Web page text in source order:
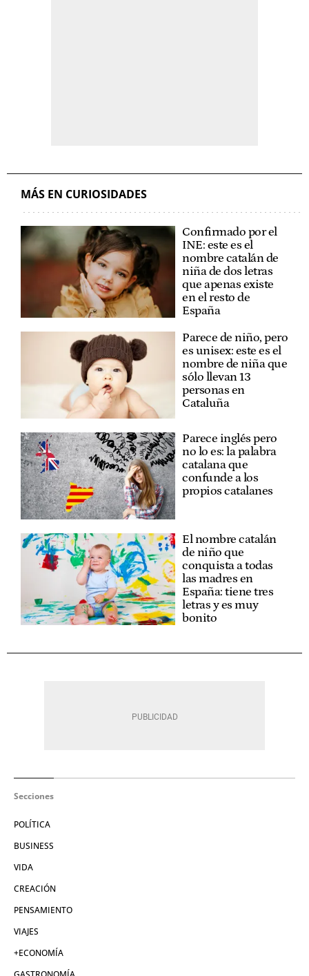
MÁS EN CURIOSIDADES
Confirmado por el
INE: este es el
nombre catalán de
niña de dos letras
que apenas existe
en el resto de
España
Parece de niño, pero
es unisex: este es el
nombre de niña que
sólo llevan 13
personas en
Cataluña
Parece inglés pero
no lo es: la palabra
catalana que
confunde a los
propios catalanes
El nombre catalán
de niño que
conquista a todas
las madres en
España: tiene tres
letras y es muy
bonito
Secciones
POLÍTICA
BUSINESS
VIDA
CREACIÓN
PENSAMIENTO
VIAJES
+ECONOMÍA